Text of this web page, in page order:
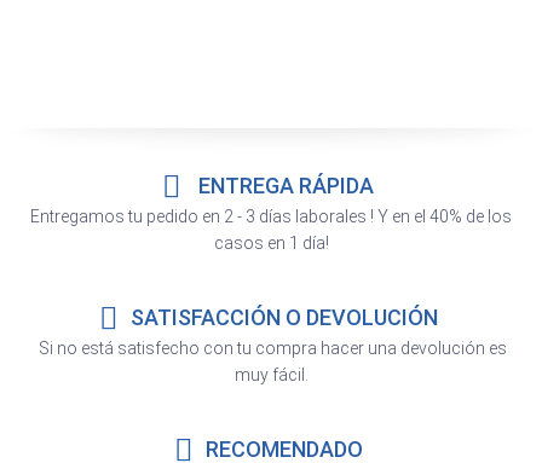
ENTREGA RÁPIDA
Entregamos tu pedido en 2 - 3 días laborales ! Y en el 40% de los
casos en 1 día!
SATISFACCIÓN O DEVOLUCIÓN
Si no está satisfecho con tu compra hacer una devolución es
muy fácil.
RECOMENDADO